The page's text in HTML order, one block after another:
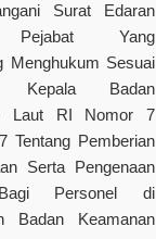
Surat Edaran
Pejabat Yang
Menghukum Sesuai
Kepala Badan
Laut RI Nomor 7
Tentang Pemberian
Serta Pengenaan
Personel di
Badan Keamanan